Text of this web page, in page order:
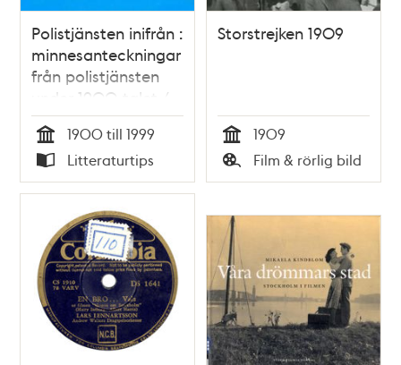
Polistjänsten inifrån :
minnesanteckningar
från polistjänsten
under 1900-talet /
sammanställd av
Lennart Silverbark
Tid
1900 till 1999
Typ
Litteraturtips
Storstrejken 1909
Tid
1909
Typ
Film & rörlig bild